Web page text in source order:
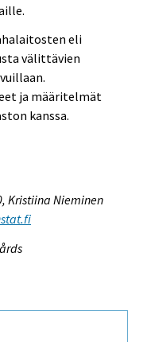
eli
välittävien
ja määritelmät
kanssa.
Kristiina Nieminen